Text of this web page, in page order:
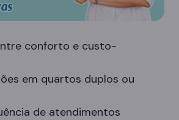
conforto e custo-
em quartos duplos ou
de atendimentos